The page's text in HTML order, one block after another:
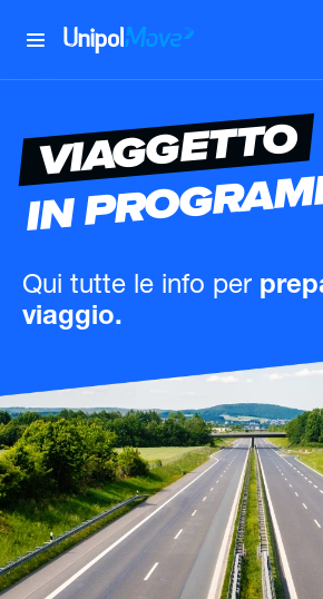
UnipolMove
VIAGGETTO
IN
Qui tutte le info per
viaggio.